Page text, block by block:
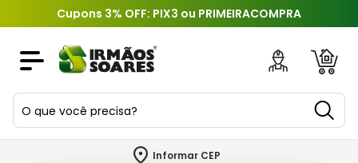
Cupons 3% OFF: PIX3 ou PRIMEIRACOMPRA
O que você precisa?
Informar CEP
TERMOS MAIS BUSCADOS